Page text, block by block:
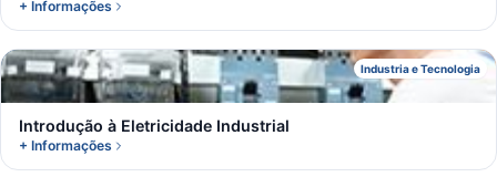
+ Informações
Industria e Tecnologia
I
Introdução à Eletricidade Industrial
+ Informações